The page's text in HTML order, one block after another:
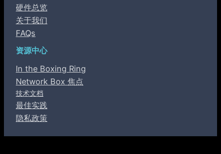
硬件总览
关于我们
FAQs
资源中心
In the Boxing Ring
Network Box 焦点
技术文档
最佳实践
隐私政策